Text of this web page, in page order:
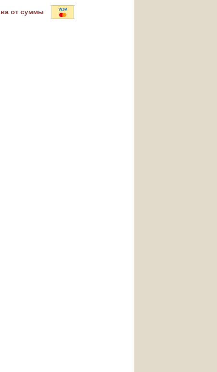
от суммы